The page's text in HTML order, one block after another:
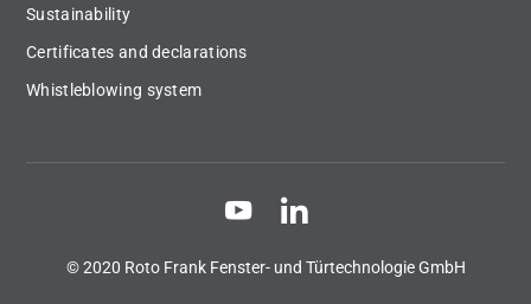
Sustainability
Certificates and declarations
Whistleblowing system
© 2020 Roto Frank Fenster- und Türtechnologie GmbH